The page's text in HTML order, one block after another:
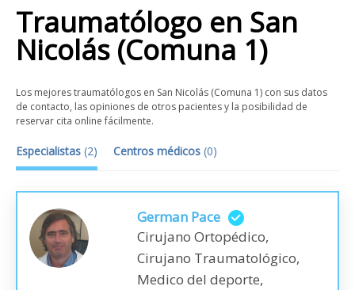
Traumatólogo en San
Nicolás (Comuna 1)
Los mejores traumatólogos en San Nicolás (Comuna 1) con sus datos
de contacto, las opiniones de otros pacientes y la posibilidad de
reservar cita online fácilmente.
Especialistas (2) Centros médicos (0)
German Pace
Cirujano Ortopédico,
Cirujano Traumatológico,
Medico del deporte,